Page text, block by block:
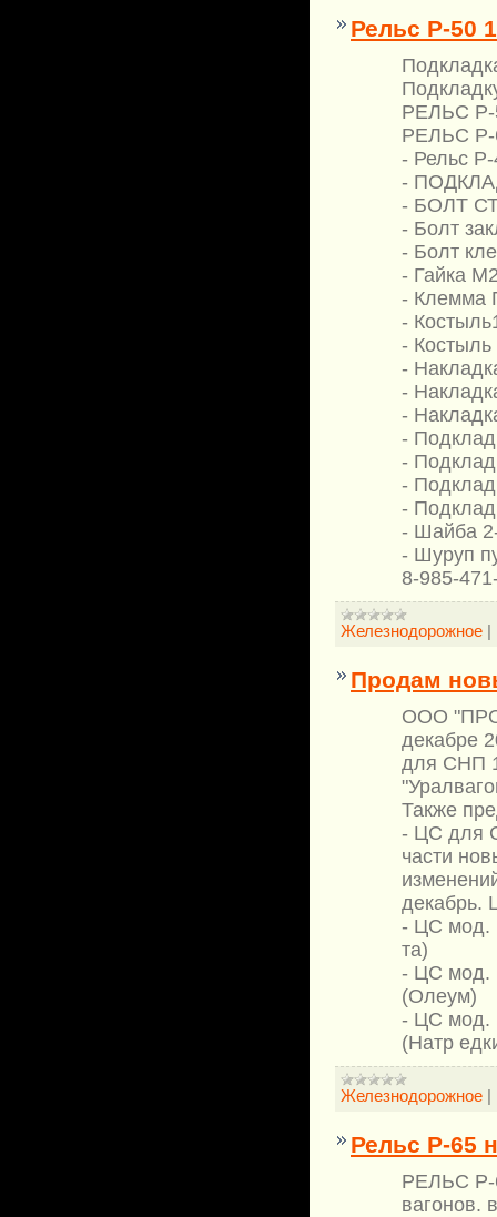
Рельс Р-50
РЕЛЬС Р-
РЕЛЬС Р-
- Рельс
-
- БОЛТ
- Болт
- Болт
- Гайка
- Клемма
-
- Костыль
-
-
-
-
-
-
-
- Шайба
- Шуруп
8-985-
Железнодорожное |
Продам
ООО
декабре
для СНП
Также
- ЦС для
части
декабрь.
- ЦС мод.
та)
- ЦС мод.
(Олеум)
- ЦС мод.
(Натр
Железнодорожное |
Рельс Р-65
РЕЛЬС Р-
вагонов.